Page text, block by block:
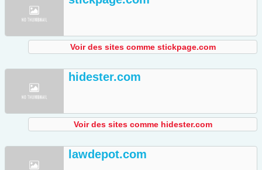
Voir des sites comme stickpage.com
hidester.com
Voir des sites comme hidester.com
lawdepot.com